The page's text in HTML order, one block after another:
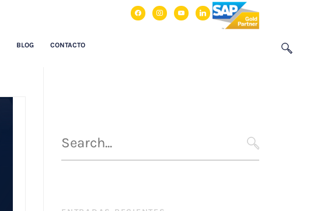
facebookinstagram
youtubelinkedin
BLOG CONTACTO
para
SEARCH